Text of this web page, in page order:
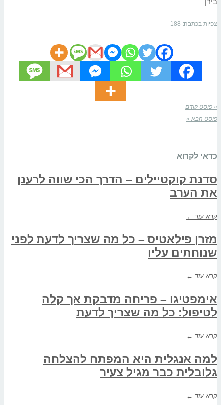
בירן
צפיות בכתבה: 188
« פוסט קודם
פוסט הבא »
כדאי לקרוא
סדנת קוקטיילים – הדרך הכי שווה לרענן
את הערב
קרא עוד ←
מזרן פילאטיס – כל מה שצריך לדעת לפני
שנוחתים עליו
קרא עוד ←
אימפטיגו – פריחה מדבקת אך קלה
לטיפול: כל מה שצריך לדעת
קרא עוד ←
למה אנגלית היא המפתח להצלחה
גלובלית כבר מגיל צעיר
קרא עוד ←